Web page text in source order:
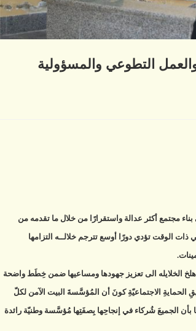
التطوعي والمسؤولية
مجتمع أكثر عدالة واستقرارًا من خلال ما تقدمه من
ذات الوقت تؤدي دورًا أوسع تترجم خلالــه التزامها
الخلايله الى تعزيز جهودها ومساعيها ضمن خِطَط واضحة
الاجتماعيّةِ كونَ أن المُؤسَّسةَ البيت الآمن لكلّ
بأن الجميعَ شُركاء في إنجاحِها بِصفَتِها مُؤسَّسة وطنيّة رائدة